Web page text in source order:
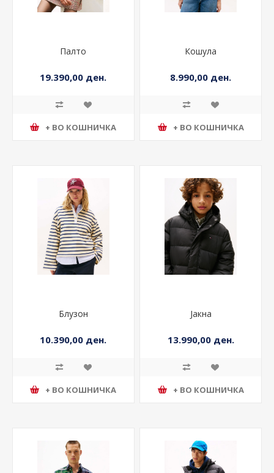
Палто
19.390,00 ден.
+ ВО КОШНИЧКА
Кошула
8.990,00 ден.
+ ВО КОШНИЧКА
Блузон
10.390,00 ден.
+ ВО КОШНИЧКА
Јакна
13.990,00 ден.
+ ВО КОШНИЧКА